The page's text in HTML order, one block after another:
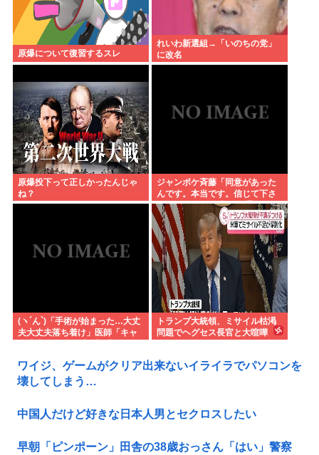
原爆について復習するスレ
れいわ新選組→「いのちの党」
に改名
原爆投下って正しかったんじゃ
ね？
ジャンポケ斉藤「同意があった
んです。本当です。信じて下さ
い」 ←何でこの主張が通らない
の？
(ヽ´ん`)「手術が始まった…大丈
夫大丈夫落ち着け」医師「キャ
トランプ大統領、ミサイル枯渇
問題でヘグセス長官と大喧嘩
ワイジ、ゲームがクリア出来ないイライラでパソコンを
壊してしまう…
中国人だけど好きな日本人男とセクロスしたい
早朝「ピンポーン」田舎の38歳おっさん「はい」警察